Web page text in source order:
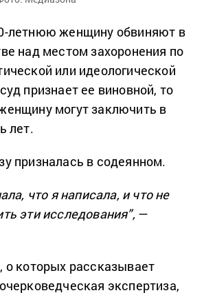
летнюю женщину обвиняют в
над местом захоронения по
или идеологической
признает ее виновной, то
могут заключить в
лет.
призналась в содеянном.
что я написала, и что не
эти исследования”,—
о которых рассказывает
экспертиза,